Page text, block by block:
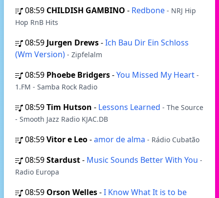
08:59 CHILDISH GAMBINO - Redbone - NRJ Hip
Hop RnB Hits
08:59 Jurgen Drews-Ich Bau Dir Ein Schloss
(Wm Version) - Zipfelalm
08:59 Phoebe Bridgers-You Missed My Heart -
1.FM - Samba Rock Radio
08:59Tim Hutson - Lessons Learned - The Source
- Smooth Jazz Radio KJAC.DB
08:59Vitor e Leo-amor de alma - Rádio Cubatão
08:59Stardust- Music Sounds Better With You -
Radio Europa
08:59 Orson Welles-I Know What It is to be